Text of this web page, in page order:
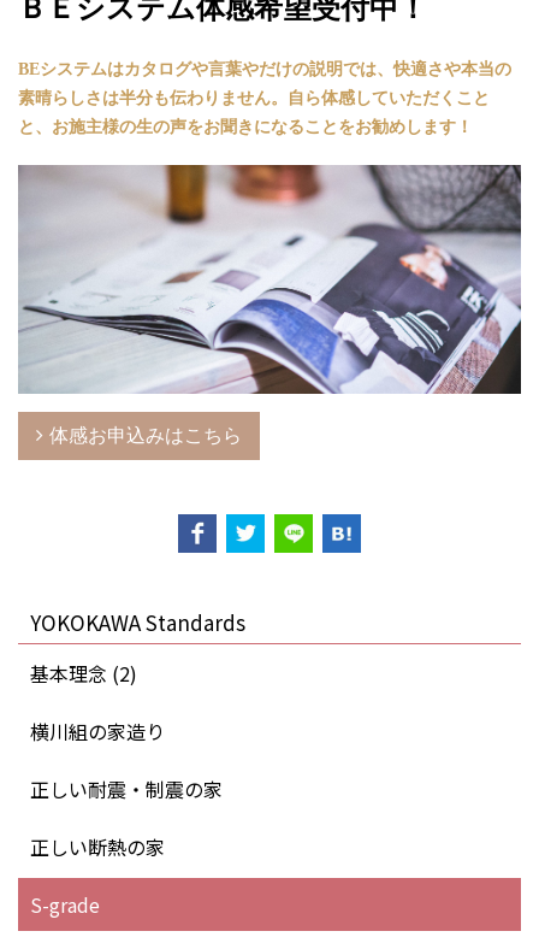
ＢＥシステム体感希望受付中！
BEシステムはカタログや言葉やだけの説明では、快適さや本当の
素晴らしさは半分も伝わりません。
自ら体感していただくこと
と、お施主様の生の声をお聞きになることをお勧めします！
体感お申込みはこちら
YOKOKAWA Standards
基本理念 (2)
横川組の家造り
正しい耐震・制震の家
正しい断熱の家
S-grade